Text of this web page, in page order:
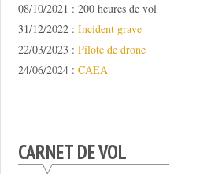
08/10/2021 : 200 heures de vol
31/12/2022 : Incident grave
22/03/2023 : Pilote de drone
24/06/2024 : CAEA
CARNET DE VOL